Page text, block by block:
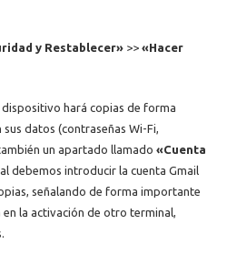
y Restablecer» >> «Hacer
dispositivo hará copias de forma
datos (contraseñas Wi-Fi,
un apartado llamado «Cuenta
debemos introducir la cuenta Gmail
señalando de forma importante
la activación de otro terminal,